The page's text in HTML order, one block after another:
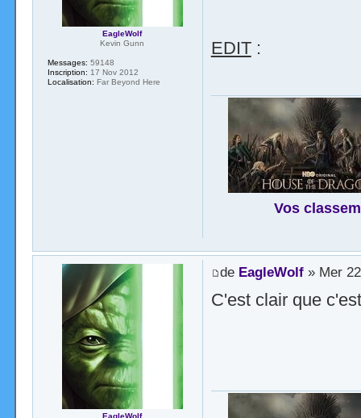
EDIT:
Vos
EagleWolf
Kevin Gunn
Messages: 59148
Inscription: 17 Nov 2012
Localisation: Far Beyond Here
de EagleWolf» Mer
C'est clair que
EagleWolf